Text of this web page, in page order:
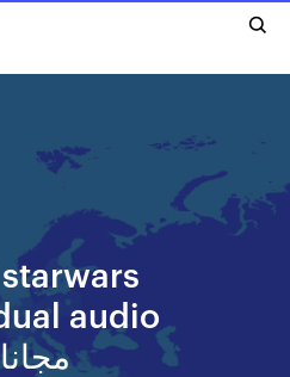
audio
hindi 480p مجانا